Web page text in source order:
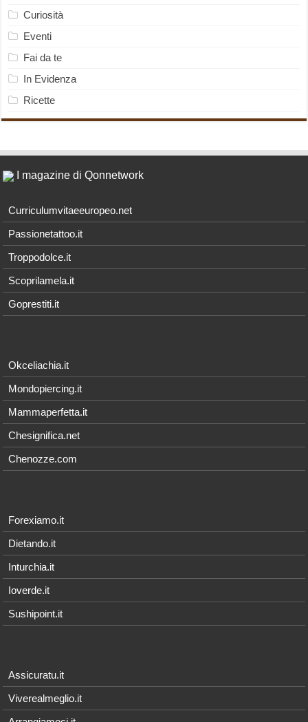
Curiosità
Eventi
Fai da te
In Evidenza
Ricette
I magazine di Qonnetwork
Curriculumvitaeeuropeo.net
Passionetattoo.it
Troppodolce.it
Scoprilamela.it
Goprestiti.it
Okceliachia.it
Mondopiercing.it
Mammaperfetta.it
Chesignifica.net
Chenozze.com
Forexiamo.it
Dietando.it
Inturchia.it
Ioverde.it
Sushipoint.it
Assicuratu.it
Viverealmeglio.it